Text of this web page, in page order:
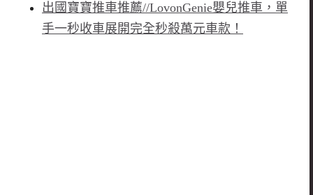
出國寶寶推車推薦//LovonGenie嬰兒推車，單
手一秒收車展開完全秒殺萬元車款！